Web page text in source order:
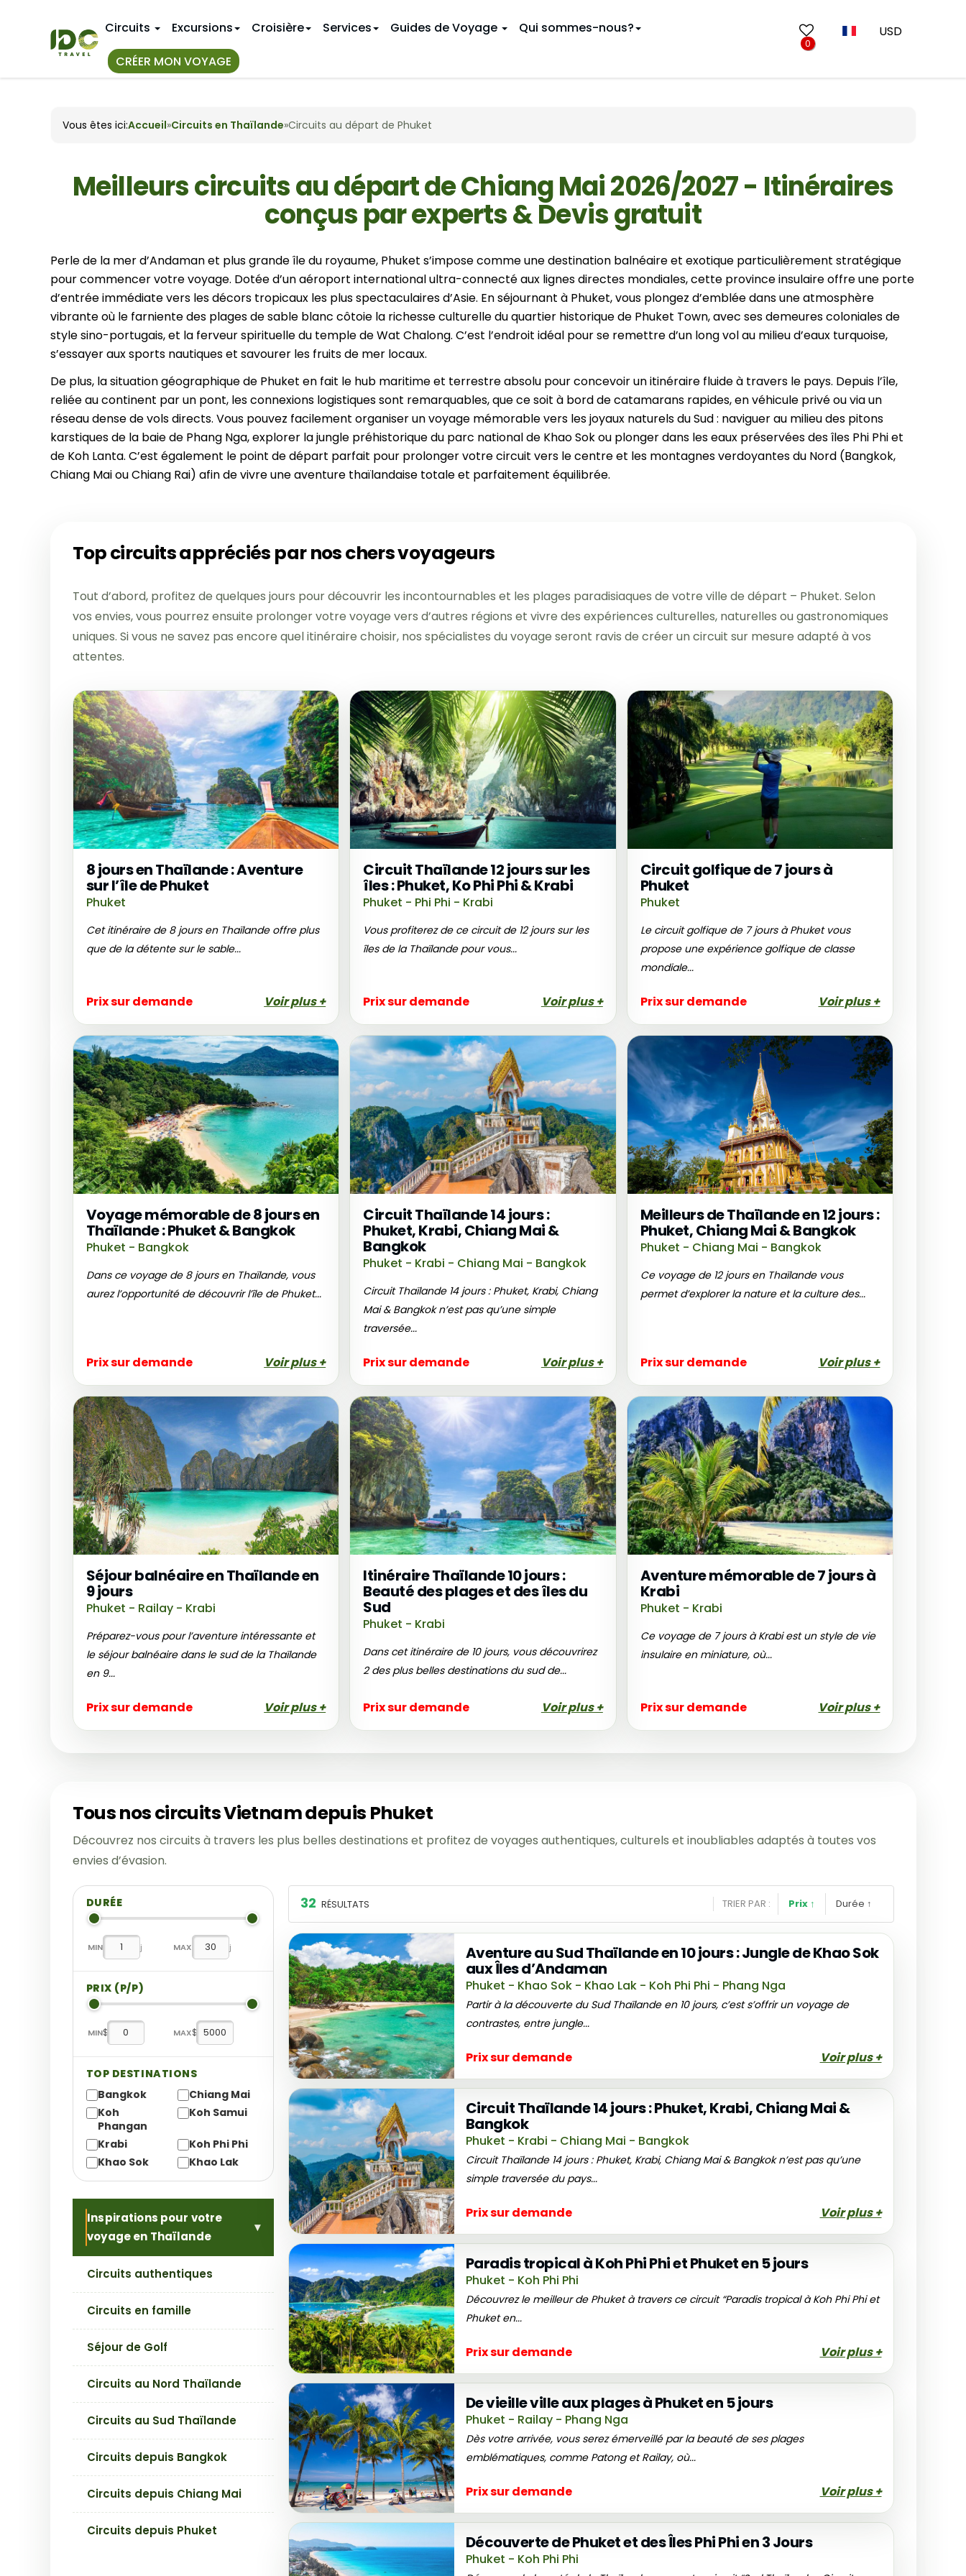
Circuits
Circuit authentique
Circuits au départ de Bangkok
Circuits au départ de Chiang Mai Circuits au départ de Phuket
CIRCUITS THAÏLANDE PAR MOIS
Juillet
Août
Septembre
Octobre
Novembre Décembre
CIRCUITS THAÏLANDE PAR DURÉE
7 jours
13 jours
15 jours
16 jours
17 jours
18 jours
19 jours
20 jours et plus
Excursions Croisière Services
Au Laos
Hanoï
Danang
(Saïgon)
Bangkok
Chiang Mai
Phuket
Phnom Penh
Siem Reap
Yangon
Vientiane
Guides de Voyage
Premier voyage au Vietnam
14 jours au Vietnam
16 jours au Vietnam
17 jours au Vietnam
18 jours au Vietnam
19 jours au Vietnam
20 jours au Vietnam
3 semaines au Vietnam
Hanoi Baie d'Halong
Ninh Binh
Mai Chau
Ha Giang
Lao Cai
Sapa
Ba Be
Bac Ninh
Phu Tho
Cuc Phuong
Danang
Hue
Cu Chi
Da Lat
Delta du Mékong
Can Tho
Marché flottant Cai Rang
Chau Doc
Cat Tien
Dien Bien Phu
Mui Ne Phan Thiet
Nha Trang
Phong Nha Ke Bang Phu Quoc
Qui sommes-nous?
CRÉER MON VOYAGE
0
USD
Vous êtes ici:Accueil»Circuits en Thaïlande»Circuits au départ de Phuket
Meilleurs circuits au départ de Chiang Mai 2026/2027 - Itinéraires
conçus par experts & Devis gratuit
Perle de la mer d’Andaman et plus grande île du royaume, Phuket s’impose comme une destination balnéaire et exotique particulièrement stratégique
pour commencer votre voyage. Dotée d’un aéroport international ultra-connecté aux lignes directes mondiales, cette province insulaire offre une porte
d’entrée immédiate vers les décors tropicaux les plus spectaculaires d’Asie. En séjournant à Phuket, vous plongez d’emblée dans une atmosphère
vibrante où le farniente des plages de sable blanc côtoie la richesse culturelle du quartier historique de Phuket Town, avec ses demeures coloniales de
style sino-portugais, et la ferveur spirituelle du temple de Wat Chalong. C’est l’endroit idéal pour se remettre d’un long vol au milieu d’eaux turquoise,
s’essayer aux sports nautiques et savourer les fruits de mer locaux.
De plus, la situation géographique de Phuket en fait le hub maritime et terrestre absolu pour concevoir un itinéraire fluide à travers le pays. Depuis l’île,
reliée au continent par un pont, les connexions logistiques sont remarquables, que ce soit à bord de catamarans rapides, en véhicule privé ou via un
réseau dense de vols directs. Vous pouvez facilement organiser un voyage mémorable vers les joyaux naturels du Sud : naviguer au milieu des pitons
karstiques de la baie de Phang Nga, explorer la jungle préhistorique du parc national de Khao Sok ou plonger dans les eaux préservées des îles Phi Phi et
de Koh Lanta. C’est également le point de départ parfait pour prolonger votre circuit vers le centre et les montagnes verdoyantes du Nord (Bangkok,
Chiang Mai ou Chiang Rai) afin de vivre une aventure thaïlandaise totale et parfaitement équilibrée.
Top circuits appréciés par nos chers voyageurs
Tout d’abord, profitez de quelques jours pour découvrir les incontournables et les plages paradisiaques de votre ville de départ – Phuket. Selon
vos envies, vous pourrez ensuite prolonger votre voyage vers d’autres régions et vivre des expériences culturelles, naturelles ou gastronomiques
uniques. Si vous ne savez pas encore quel itinéraire choisir, nos spécialistes du voyage seront ravis de créer un circuit sur mesure adapté à vos
attentes.
8 jours en Thaïlande : Aventure
sur l’île de Phuket
Phuket
Cet itinéraire de 8 jours en Thaïlande offre plus
que de la détente sur le sable...
Prix sur demande Voir plus +
Circuit Thaïlande 12 jours sur les
îles : Phuket, Ko Phi Phi & Krabi
Phuket - Phi Phi - Krabi
Vous profiterez de ce circuit de 12 jours sur les
îles de la Thaïlande pour vous...
Prix sur demande Voir plus +
Circuit golfique de 7 jours à
Phuket
Phuket
Le circuit golfique de 7 jours à Phuket vous
propose une expérience golfique de classe
mondiale...
Prix sur demande Voir plus +
Voyage mémorable de 8 jours en
Thaïlande : Phuket & Bangkok
Phuket - Bangkok
Dans ce voyage de 8 jours en Thaïlande, vous
aurez l’opportunité de découvrir l’île de Phuket...
Prix sur demande Voir plus +
Circuit Thaïlande 14 jours :
Phuket, Krabi, Chiang Mai &
Bangkok
Phuket - Krabi - Chiang Mai - Bangkok
Circuit Thaïlande 14 jours : Phuket, Krabi, Chiang
Mai & Bangkok n’est pas qu’une simple
traversée...
Prix sur demande Voir plus +
Meilleurs de Thaïlande en 12 jours :
Phuket, Chiang Mai & Bangkok
Phuket - Chiang Mai - Bangkok
Ce voyage de 12 jours en Thaïlande vous
permet d’explorer la nature et la culture des...
Prix sur demande Voir plus +
Séjour balnéaire en Thaïlande en
9 jours
Phuket - Railay - Krabi
Préparez-vous pour l’aventure intéressante et
le séjour balnéaire dans le sud de la Thaïlande
en 9...
Prix sur demande Voir plus +
Itinéraire Thaïlande 10 jours :
Beauté des plages et des îles du
Sud
Phuket - Krabi
Dans cet itinéraire de 10 jours, vous découvrirez
2 des plus belles destinations du sud de...
Prix sur demande Voir plus +
Aventure mémorable de 7 jours à
Krabi
Phuket - Krabi
Ce voyage de 7 jours à Krabi est un style de vie
insulaire en miniature, où...
Prix sur demande Voir plus +
Tous nos circuits Vietnam depuis Phuket
Découvrez nos circuits à travers les plus belles destinations et profitez de voyages authentiques, culturels et inoubliables adaptés à toutes vos
envies d’évasion.
DURÉE
MIN j MAX j
PRIX (P/P)
MIN$ MAX$
TOP DESTINATIONS
Bangkok
Chiang Mai
Koh
Phangan
Koh Samui
Krabi
Koh Phi Phi
Khao Sok
Khao Lak
Inspirations pour votre
voyage en Thaïlande
Circuits authentiques
Circuits en famille
Séjour de Golf
Circuits au Nord Thaïlande
Circuits au Sud Thaïlande
Circuits depuis Bangkok
Circuits depuis Chiang Mai
Circuits depuis Phuket
32 RÉSULTATS TRIER PAR : Prix ↑ Durée ↑
Aventure au Sud Thaïlande en 10 jours : Jungle de Khao Sok
aux Îles d’Andaman
Phuket - Khao Sok - Khao Lak - Koh Phi Phi - Phang Nga
Partir à la découverte du Sud Thaïlande en 10 jours, c’est s’offrir un voyage de
contrastes, entre jungle...
Prix sur demande Voir plus +
Circuit Thaïlande 14 jours : Phuket, Krabi, Chiang Mai &
Bangkok
Phuket - Krabi - Chiang Mai - Bangkok
Circuit Thaïlande 14 jours : Phuket, Krabi, Chiang Mai & Bangkok n’est pas qu’une
simple traversée du pays...
Prix sur demande Voir plus +
Paradis tropical à Koh Phi Phi et Phuket en 5 jours
Phuket - Koh Phi Phi
Découvrez le meilleur de Phuket à travers ce circuit “Paradis tropical à Koh Phi Phi et
Phuket en...
Prix sur demande Voir plus +
De vieille ville aux plages à Phuket en 5 jours
Phuket - Railay - Phang Nga
Dès votre arrivée, vous serez émerveillé par la beauté de ses plages
emblématiques, comme Patong et Railay, où...
Prix sur demande Voir plus +
Découverte de Phuket et des Îles Phi Phi en 3 Jours
Phuket - Koh Phi Phi